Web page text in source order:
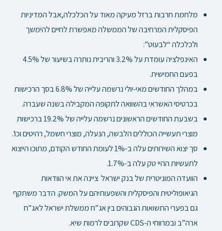
מלחמת חרבות ברזל מעיקה מאוד על הכלכלה,אבל המדיניות
הפיסקלית המרחיבה של הממשלה מאפשרת לחיים להימשך
ולכלכלה “לבעוט”:
האינפלציה עומדת על 3.2% והריבית
נותרה בשיעור של 4.5%
בפעם החמישית.
במהלך החודשים מאי-יולי נרשמה עלייה של 6.8% בסך הרכישות
בכרטיסי האשראי בהשוואה לתקופה המקבילה בשנה שעברה.
בשבעת החודשים הראשונים נרשמה עלייה של 19.2% ברכישות
מוצרי תעשייה הכוללים הלבשה, הנעלה, מוצרי חשמל, רהיטים וכו’.
סך יצוא השירותים עלה ב-1% לעומת החודש הקודם, מתוכו הייצוא
לתעשיות ההיי טק עלה ב-1.7%.
הוועדה המוניטרית של בנק ישראל ציינה את אי הוודאות
הגיאופוליטית והפיסקלית והשפעותיהם על המשק. הדבר משתקף
גם בפערי התשואות הגבוהים בין אג”ח ממשלת ישראל לאג”ח
ארה”ב ובמרווחי ה-CDS שקרובים לרמות שיא.